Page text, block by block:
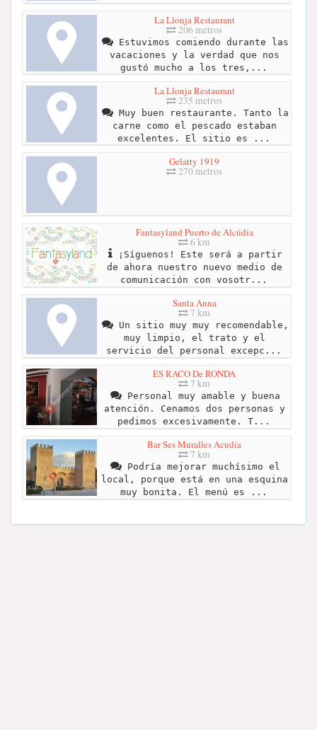
La Llonja Restaurant
206 metros
Estuvimos comiendo durante las
vacaciones y la verdad que nos
gustó mucho a los tres,...
La Llonja Restaurant
235 metros
Muy buen restaurante. Tanto la
carne como el pescado estaban
excelentes. El sitio es ...
Gelatty 1919
270 metros
Fantasyland Puerto de Alcúdia
6 km
¡Síguenos! Este será a partir
de ahora nuestro nuevo medio de
comunicación con vosotr...
Santa Anna
7 km
Un sitio muy muy recomendable,
muy limpio, el trato y el
servicio del personal excepc...
ES RACO De RONDA
7 km
Personal muy amable y buena
atención. Cenamos dos personas y
pedimos excesivamente. T...
Bar Ses Muralles Acudía
7 km
Podría mejorar muchísimo el
local, porque está en una esquina
muy bonita. El menú es ...